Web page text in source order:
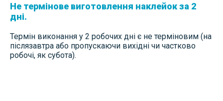
Не термінове виготовлення наклейок за 2
дні.
Термін виконання у 2 робочих дні є не терміновим (на
післязавтра або пропускаючи вихідні чи частково
робочі, як субота).